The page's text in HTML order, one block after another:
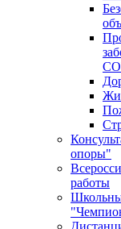
опоры"
работы